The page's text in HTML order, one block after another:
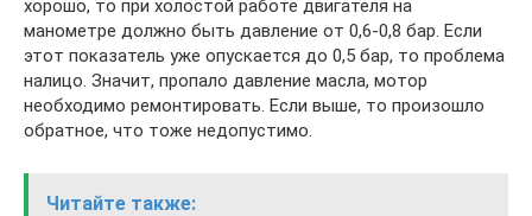
хорошо, то при холостой работе двигателя на
манометре должно быть давление от 0,6-0,8 бар. Если
этот показатель уже опускается до 0,5 бар, то проблема
налицо. Значит, пропало давление масла, мотор
необходимо ремонтировать. Если выше, то произошло
обратное, что тоже недопустимо.
Читайте также: